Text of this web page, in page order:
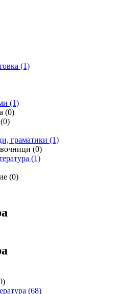
(1)
(1)
(0)
(0)
граматики (1)
(0)
(1)
(0)
(68)